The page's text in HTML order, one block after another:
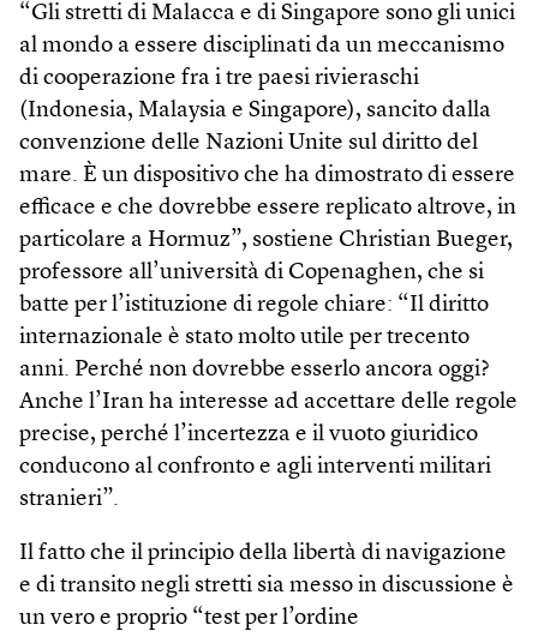
“Gli stretti di Malacca e di Singapore sono gli unici
al mondo a essere disciplinati da un meccanismo
di cooperazione fra i tre paesi rivieraschi
(Indonesia, Malaysia e Singapore), sancito dalla
convenzione delle Nazioni Unite sul diritto del
mare. È un dispositivo che ha dimostrato di essere
efficace e che dovrebbe essere replicato altrove, in
particolare a Hormuz”, sostiene Christian Bueger,
professore all’università di Copenaghen, che si
batte per l’istituzione di regole chiare: “Il diritto
internazionale è stato molto utile per trecento
anni. Perché non dovrebbe esserlo ancora oggi?
Anche l’Iran ha interesse ad accettare delle regole
precise, perché l’incertezza e il vuoto giuridico
conducono al confronto e agli interventi militari
stranieri”.
Il fatto che il principio della libertà di navigazione
e di transito negli stretti sia messo in discussione è
un vero e proprio “test per l’ordine